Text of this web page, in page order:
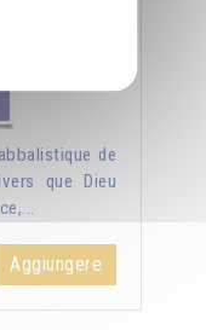
de
que Dieu
Aggiungere